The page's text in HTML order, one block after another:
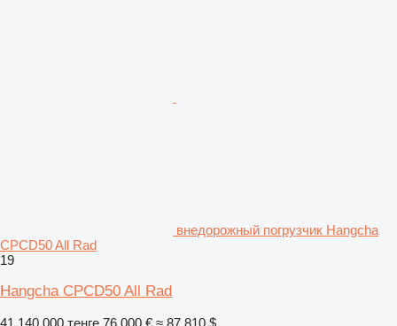
внедорожный погрузчик Hangcha
CPCD50 All Rad
19
Hangcha CPCD50 All Rad
41 140 000 тенге 76 000 € ≈ 87 810 $